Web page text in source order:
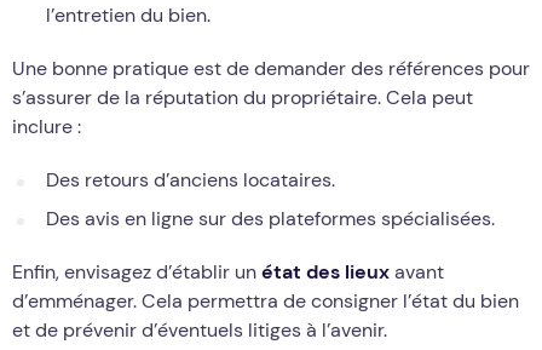
l’entretien du bien.
Une bonne pratique est de demander des références pour
s’assurer de la réputation du propriétaire. Cela peut
inclure :
Des retours d’anciens locataires.
Des avis en ligne sur des plateformes spécialisées.
Enfin, envisagez d’établir unétat des lieuxavant
d’emménager. Cela permettra de consigner l’état du bien
et de prévenir d’éventuels litiges à l’avenir.